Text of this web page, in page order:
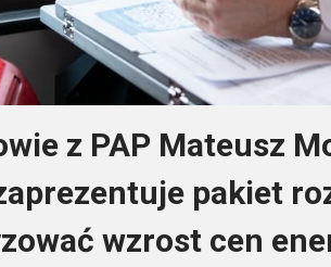
z PAP Mateusz
pakiet
wzrost cen